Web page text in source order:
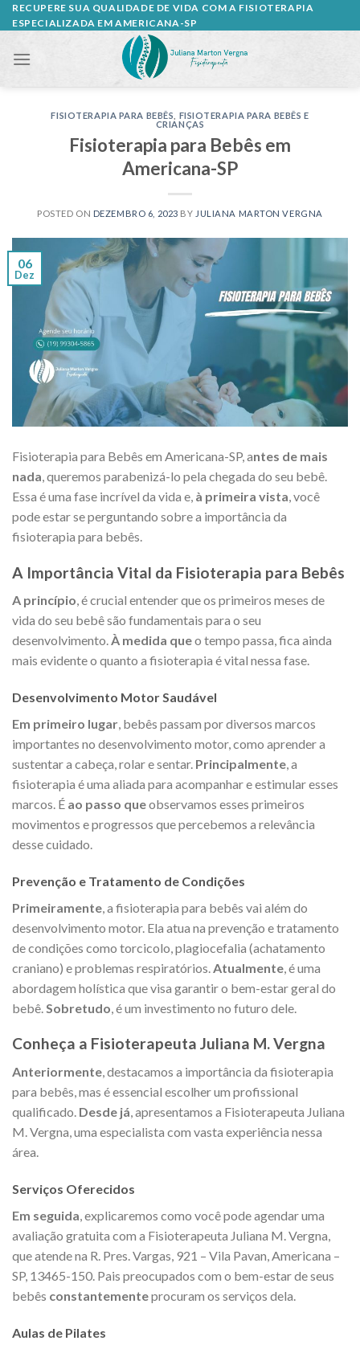
Skip
to
RECUPERE SUA QUALIDADE DE VIDA COM A FISIOTERAPIA
ESPECIALIZADA EM AMERICANA-SP
FISIOTERAPIA PARA BEBÊS
FISIOTERAPIA PARA BEBÊS E
CRIANÇAS
Fisioterapia para Bebês em
Americana-SP
POSTED ON DEZEMBRO 6, 2023 BY JULIANA MARTON VERGNA
06
Dez
Fisioterapia para Bebês em Americana-SP, antes de mais
nada , queremos parabenizá-lo pela chegada do seu bebê.
Essa é uma fase incrível da vida e, à primeira vista , você
pode estar se perguntando sobre a importância da
fisioterapia para bebês.
A Importância Vital da Fisioterapia para Bebês
A princípio, é crucial entender que os primeiros meses de
vida do seu bebê são fundamentais para o seu
desenvolvimento.À medida queo tempo passa, fica ainda
mais evidente o quanto a fisioterapia é vital nessa fase.
Desenvolvimento Motor Saudável
Em primeiro lugar, bebês passam por diversos marcos
importantes no desenvolvimento motor, como aprender a
sustentar a cabeça, rolar e sentar. Principalmente, a
fisioterapia é uma aliada para acompanhar e estimular esses
marcos. É ao passo queobservamos esses primeiros
movimentos e progressos que percebemos a relevância
desse cuidado.
Prevenção e Tratamento de Condições
Primeiramente , a fisioterapia para bebês vai além do
desenvolvimento motor. Ela atua na prevenção e tratamento
de condições como torcicolo, plagiocefalia (achatamento
craniano) e problemas respiratórios. Atualmente , é uma
abordagem holística que visa garantir o bem-estar geral do
bebê. Sobretudo , é um investimento no futuro dele.
Conheça a Fisioterapeuta Juliana M. Vergna
Anteriormente, destacamos a importância da fisioterapia
para bebês, mas é essencial escolher um profissional
qualificado. Desde já, apresentamos a Fisioterapeuta Juliana
M. Vergna, uma especialista com vasta experiência nessa
área.
Serviços Oferecidos
Em seguida, explicaremos como você pode agendar uma
avaliação gratuita com a Fisioterapeuta Juliana M. Vergna,
que atende na R. Pres. Vargas, 921 – Vila Pavan, Americana –
SP, 13465-150. Pais preocupados com o bem-estar de seus
bebês constantementeprocuram os serviços dela.
Aulas de Pilates